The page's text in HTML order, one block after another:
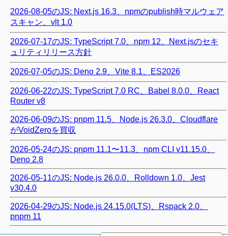
2026-08-05のJS: Next.js 16.3、npmのpublish時マルウェア
スキャン、vlt 1.0
2026-07-17のJS: TypeScript 7.0、npm 12、Next.jsのセキ
ュリティリリース方針
2026-07-05のJS: Deno 2.9、Vite 8.1、ES2026
2026-06-22のJS: TypeScript 7.0 RC、Babel 8.0.0、React
Router v8
2026-06-09のJS: pnpm 11.5、Node.js 26.3.0、Cloudflare
がVoidZeroを買収
2026-05-24のJS: pnpm 11.1〜11.3、npm CLI v11.15.0、
Deno 2.8
2026-05-11のJS: Node.js 26.0.0、Rolldown 1.0、Jest
v30.4.0
2026-04-29のJS: Node.js 24.15.0(LTS)、Rspack 2.0、
pnpm 11